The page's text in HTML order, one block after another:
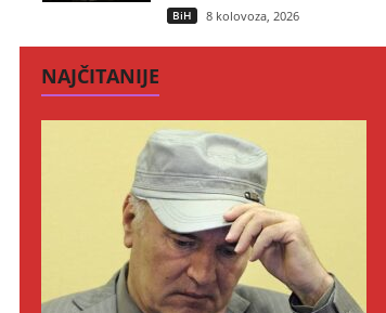
BiH 8 kolovoza, 2026
NAJČITANIJE